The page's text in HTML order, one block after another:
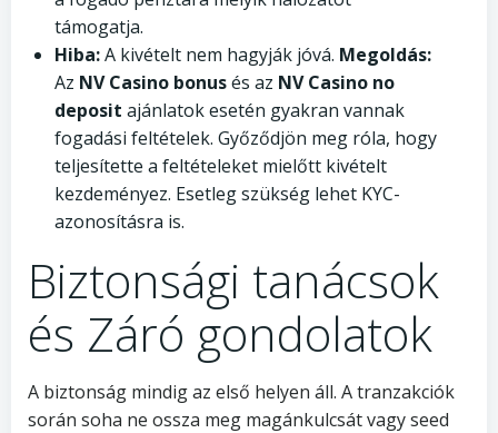
támogatja.
Hiba:A kivételt nem hagyják jóvá. Megoldás:
Az NV Casino bonusés az NV Casino no
deposit ajánlatok esetén gyakran vannak
fogadási feltételek. Győződjön meg róla, hogy
teljesítette a feltételeket mielőtt kivételt
kezdeményez. Esetleg szükség lehet KYC-
azonosításra is.
Biztonsági tanácsok
és Záró gondolatok
A biztonság mindig az első helyen áll. A tranzakciók
során soha ne ossza meg magánkulcsát vagy seed